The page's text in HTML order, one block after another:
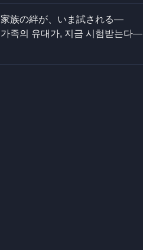
家族の絆が、いま試される―
가족의 유대가, 지금 시험받는다―